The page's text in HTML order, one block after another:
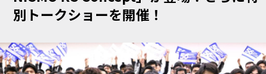
別トークショーを開催！